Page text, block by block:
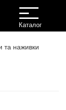
Toggle
navigation
Каталог
та наживки